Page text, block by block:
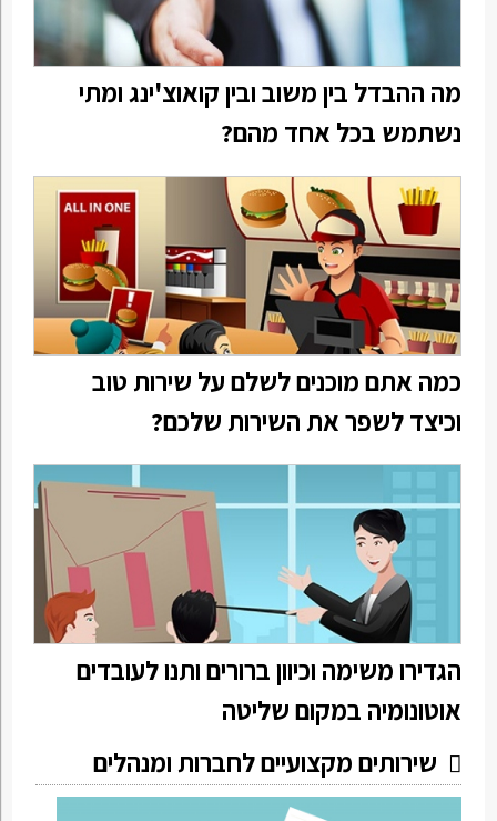
מה ההבדל בין משוב ובין קואוצ'ינג ומתי
נשתמש בכל אחד מהם?
כמה אתם מוכנים לשלם על שירות טוב
וכיצד לשפר את השירות שלכם?
הגדירו משימה וכיוון ברורים ותנו לעובדים
אוטונומיה במקום שליטה
שירותים מקצועיים לחברות ומנהלים